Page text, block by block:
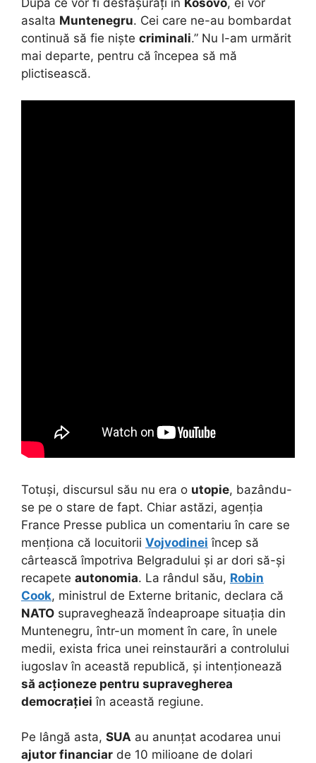
asalta Muntenegru. Cei care ne-au bombardat
continuă să fie niște criminali.” Nu l-am urmărit
mai departe, pentru că începea să mă
plictisească.
Totuși, discursul său nu era o utopie, bazându-
se pe o stare de fapt. Chiar astăzi, agenția
France Presse publica un comentariu în care se
menționa că locuitorii Vojvodinei încep să
cârtească împotriva Belgradului și ar dori să-și
recapete autonomia. La rândul său, Robin
Cook, ministrul de Externe britanic, declara că
NATO supraveghează îndeaproape situația din
Muntenegru, într-un moment în care, în unele
medii, exista frica unei reinstaurări a controlului
iugoslav în această republică, și intenționează
să acționeze pentru supravegherea
democrației în această regiune.
Pe lângă asta, SUA au anunțat acodarea unui
ajutor financiar de 10 milioane de dolari